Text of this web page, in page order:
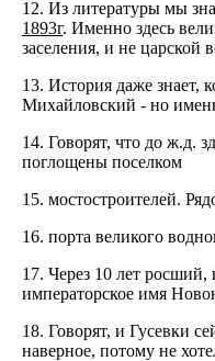
12. Из литературы мы
1893г. Именно здесь
заселения, и не царской
13. История даже знает,
Михайловский - но
14. Говорят, что до ж.д.
поглощены поселком
15. мостостроителей.
16. порта великого
17. Через 10 лет
императорское имя
18. Говорят, и Гусевки
наверное, потому не